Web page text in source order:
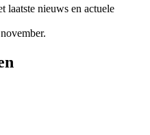
laatste nieuws en actuele